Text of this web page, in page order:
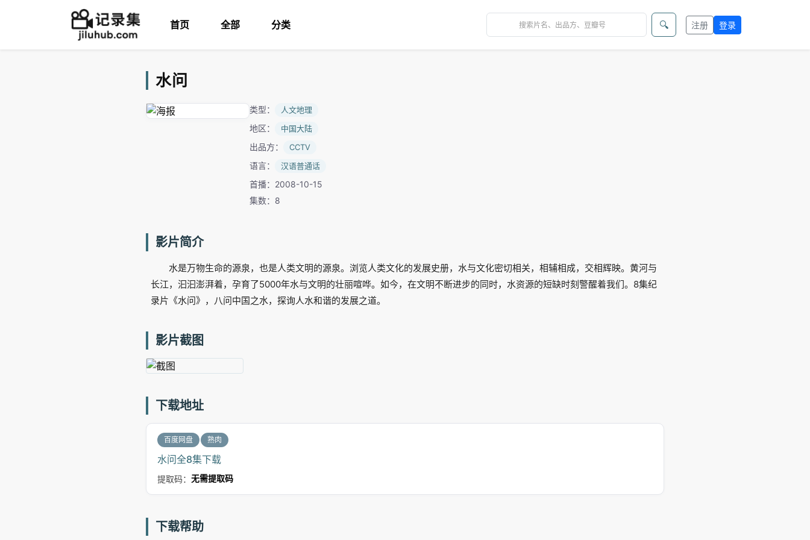
首页 全部 分类 🔍 注册 登录
水问
类型： 人文地理
地区： 中国大陆
出品方： CCTV
语言： 汉语普通话
首播：2008-10-15
集数：8
影片简介
水是万物生命的源泉，也是人类文明的源泉。浏览人类文化的发展史册，水与文化密切相关，相辅相成，交相辉映。黄河与
长江，汩汩澎湃着，孕育了5000年水与文明的壮丽喧哗。如今，在文明不断进步的同时，水资源的短缺时刻警醒着我们。8集纪
录片《水问》，八问中国之水，探询人水和谐的发展之道。
影片截图
下载地址
百度网盘 熟肉
水问全8集下载
提取码： 无需提取码
下载帮助